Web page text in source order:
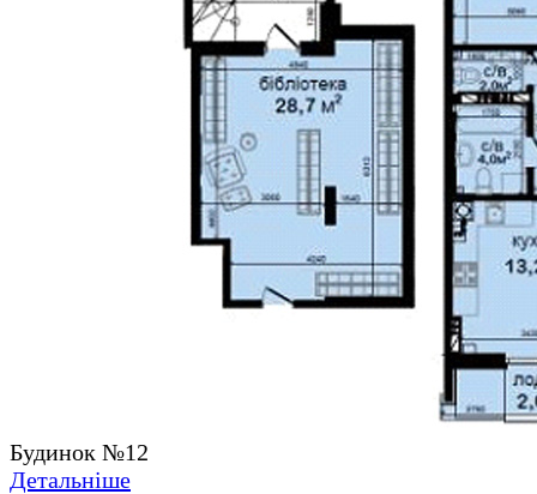
Будинок №12
Детальніше